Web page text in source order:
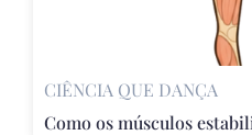
CIÊNCIA QUE DANÇA
Como os músculos